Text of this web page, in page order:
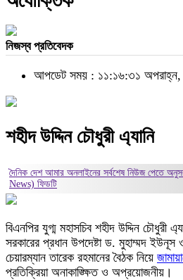
নিজস্ব প্রতিবেদক
আপডেট সময় : ১১:১৬:৩১ অপরাহ্ন,
শহীদ উদ্দিন চৌধুরী এ্যানি
দৈনিক দেশ আমার অনলাইনের সর্বশেষ নিউজ পেতে
News) ফিডটি
বিএনপির যুগ্ম মহাসচিব শহীদ উদ্দিন চৌধুরী
সরকারের প্রধান উপদেষ্টা ড. মুহাম্মদ ইউনূস
চেয়ারম্যান তারেক রহমানের বৈঠক নিয়ে
প্রতিক্রিয়া অনাকাঙ্ক্ষিত ও অপ্রয়োজনীয়।